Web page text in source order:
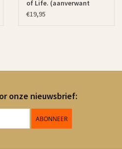
of Life. (aanverwant
artikel)
€19,95
onze nieuwsbrief:
ABONNEER